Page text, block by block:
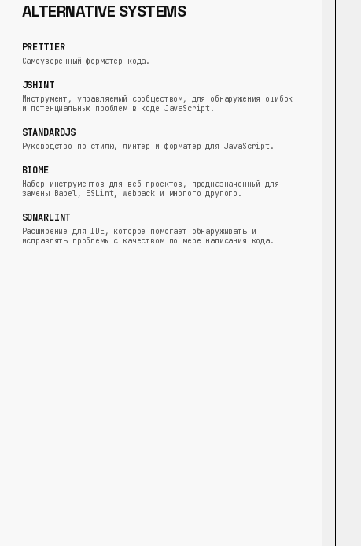
ALTERNATIVE SYSTEMS
PRETTIER
Самоуверенный форматер кода.
JSHINT
Инструмент, управляемый сообществом, для обнаружения ошибок
и потенциальных проблем в коде JavaScript.
STANDARDJS
Руководство по стилю, линтер и форматер для JavaScript.
BIOME
Набор инструментов для веб-проектов, предназначенный для
замены Babel, ESLint, webpack и многого другого.
SONARLINT
Расширение для IDE, которое помогает обнаруживать и
исправлять проблемы с качеством по мере написания кода.